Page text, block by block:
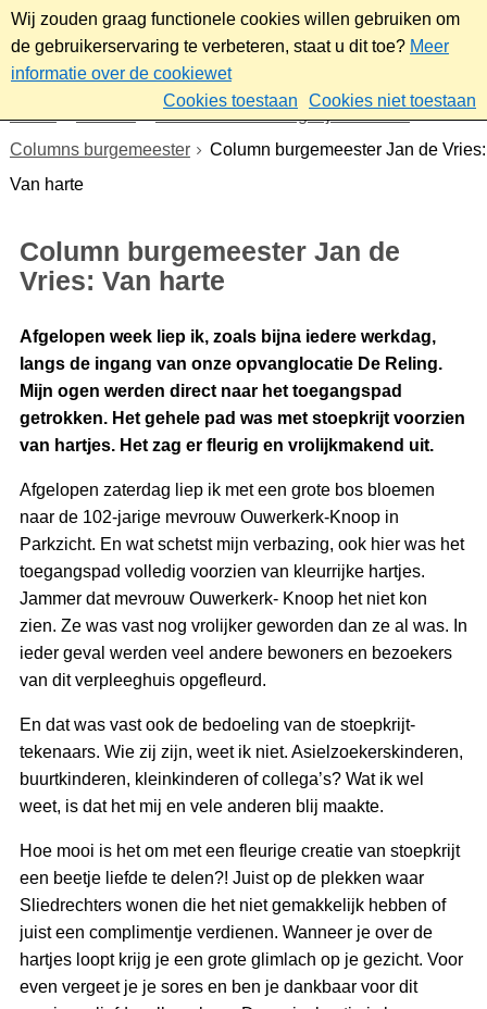
Wij zouden graag functionele cookies willen gebruiken om
de gebruikerservaring te verbeteren, staat u dit toe? Meer
informatie over de cookiewet
Cookies toestaan
Cookies niet toestaan
Gemeenteraad/Dagelijks bestuur
Columns burgemeester
Column burgemeester Jan de Vries:
Van harte
Column burgemeester Jan de
Vries: Van harte
Afgelopen week liep ik, zoals bijna iedere werkdag,
langs de ingang van onze opvanglocatie De Reling.
Mijn ogen werden direct naar het toegangspad
getrokken. Het gehele pad was met stoepkrijt voorzien
van hartjes. Het zag er fleurig en vrolijkmakend uit.
Afgelopen zaterdag liep ik met een grote bos bloemen
naar de 102-jarige mevrouw Ouwerkerk-Knoop in
Parkzicht. En wat schetst mijn verbazing, ook hier was het
toegangspad volledig voorzien van kleurrijke hartjes.
Jammer dat mevrouw Ouwerkerk- Knoop het niet kon
zien. Ze was vast nog vrolijker geworden dan ze al was. In
ieder geval werden veel andere bewoners en bezoekers
van dit verpleeghuis opgefleurd.
En dat was vast ook de bedoeling van de stoepkrijt-
tekenaars. Wie zij zijn, weet ik niet. Asielzoekerskinderen,
buurtkinderen, kleinkinderen of collega’s? Wat ik wel
weet, is dat het mij en vele anderen blij maakte.
Hoe mooi is het om met een fleurige creatie van stoepkrijt
een beetje liefde te delen?! Juist op de plekken waar
Sliedrechters wonen die het niet gemakkelijk hebben of
juist een complimentje verdienen. Wanneer je over de
hartjes loopt krijg je een grote glimlach op je gezicht. Voor
even vergeet je je sores en ben je dankbaar voor dit